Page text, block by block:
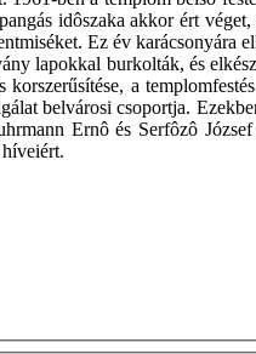
idôszaka akkor ért
Ez év karácsonyára
lapokkal burkolták, és
a
belvárosi csoportja.
Ernô és Serfôzô